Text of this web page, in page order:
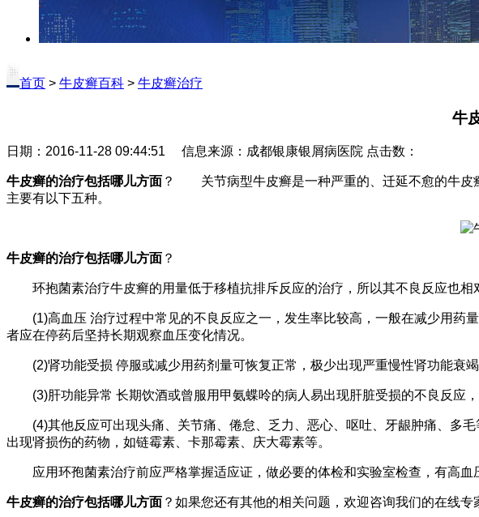
首页 > 牛皮癣百科 > 牛皮癣治疗
牛
日期：2016-11-28 09:44:51 信息来源：成都银康银屑病医院 点击数：
牛皮癣的治疗包括哪儿方面 ？ 关节病型牛皮癣是一种严重的、迁延不愈的牛皮
主要有以下五种。
牛皮癣的治疗包括哪儿方面 ？
环抱菌素治疗牛皮癣的用量低于移植抗排斥反应的治疗，所以其不良反应也相
(1)高血压 治疗过程中常见的不良反应之一，发生率比较高，一般在减少用药
者应在停药后坚持长期观察血压变化情况。
(2)肾功能受损 停服或减少用药剂量可恢复正常，极少出现严重慢性肾功能衰竭
(3)肝功能异常 长期饮酒或曾服用甲氨蝶呤的病人易出现肝脏受损的不良反应，
(4)其他反应可出现头痛、关节痛、倦怠、乏力、恶心、呕吐、牙龈肿痛、多毛
出现肾损伤的药物，如链霉素、卡那霉素、庆大霉素等。
应用环孢菌素治疗前应严格掌握适应证，做必要的体检和实验室检查，有高血
牛皮癣的治疗包括哪儿方面 ？如果您还有其他的相关问题，欢迎咨询我们的在线专